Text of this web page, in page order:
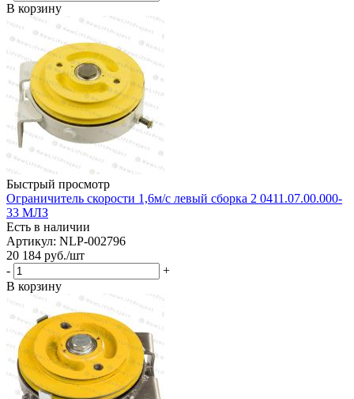
В корзину
Быстрый просмотр
Ограничитель скорости 1,6м/с левый сборка 2 0411.07.00.000-
33 МЛЗ
Есть в наличии
Артикул: NLP-002796
20 184 руб./шт
-
+
В корзину